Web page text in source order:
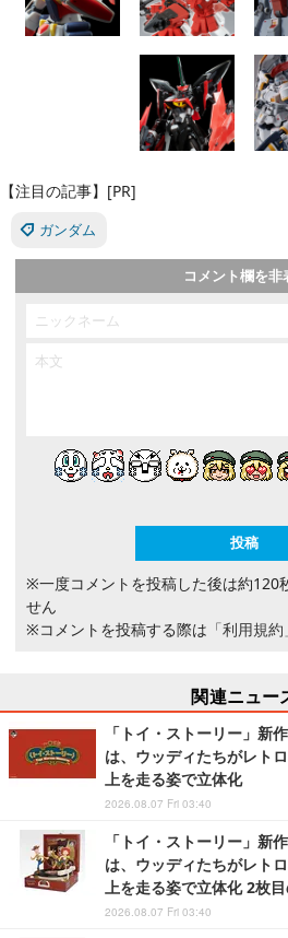
【注目の記事】[PR]
ガンダム
コメント欄を非
※一度コメントを投稿した後は約120
せん
※コメントを投稿する際は 「利用規約
関連ニュー
「トイ・ストーリー」新
は、ウッディたちがレト
上を走る姿で立体化
2026.08.07 Fri 03:40
「トイ・ストーリー」新
は、ウッディたちがレト
上を走る姿で立体化 2枚
2026.08.07 Fri 03:40